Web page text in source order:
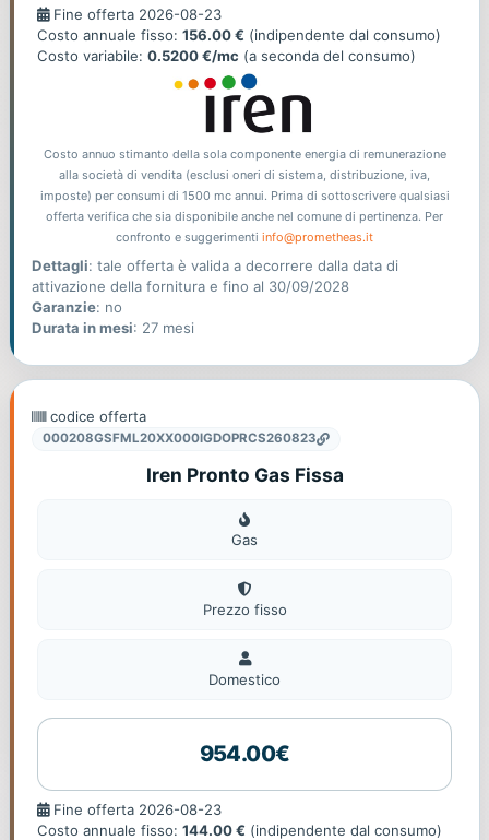
Fine
offerta
Fine offerta 2026-08-23
Costo annuale fisso: 156.00 € (indipendente dal consumo)
Costo variabile: 0.5200 €/mc (a seconda del consumo)
Costo annuo stimanto della sola componente energia di remunerazione
alla società di vendita (esclusi oneri di sistema, distribuzione, iva,
imposte) per consumi di 1500 mc annui. Prima di sottoscrivere qualsiasi
offerta verifica che sia disponibile anche nel comune di pertinenza. Per
confronto e suggerimenti info@prometheas.it
Dettagli: tale offerta è valida a decorrere dalla data di
attivazione della fornitura e fino al 30/09/2028
Garanzie: no
Durata in mesi: 27 mesi
codice offerta
000208GSFML20XX000IGDOPRCS260823
Iren Pronto Gas Fissa
Gas
Gas
Prezzo fisso
Domestico
Domestico
954.00€
Fine
offerta
Fine offerta 2026-08-23
Costo annuale fisso: 144.00 € (indipendente dal consumo)